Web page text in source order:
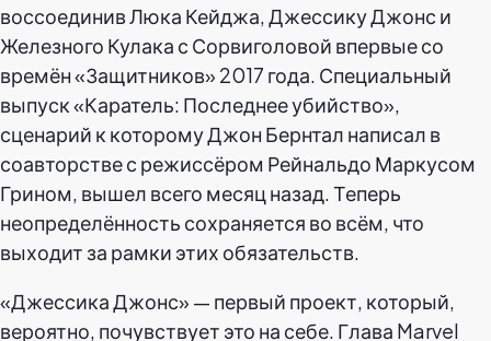
воссоединив Люка Кейджа, Джессику Джонс и
Железного Кулака с Сорвиголовой впервые со
времён «Защитников» 2017 года. Специальный
выпуск «Каратель: Последнее убийство»,
сценарий к которому Джон Бернтал написал в
соавторстве с режиссёром Рейнальдо Маркусом
Грином, вышел всего месяц назад. Теперь
неопределённость сохраняется во всём, что
выходит за рамки этих обязательств.
«Джессика Джонс» — первый проект, который,
вероятно, почувствует это на себе. Глава Marvel